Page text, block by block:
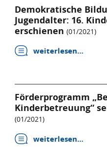
Demokratische
Jugendalter: 16.
erschienen (01/2021)
weiterlesen…
Förderprogramm
Kinderbetreuung“
(01/2021)
weiterlesen…